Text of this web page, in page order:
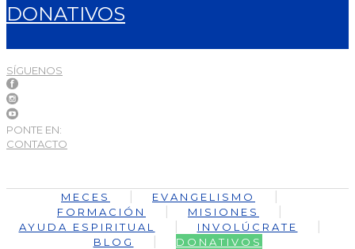
DONATIVOS
SÍGUENOS
PONTE EN:
CONTACTO
MECES
EVANGELISMO
FORMACIÓN
MISIONES
AYUDA ESPIRITUAL
INVOLÚCRATE
BLOG
DONATIVOS